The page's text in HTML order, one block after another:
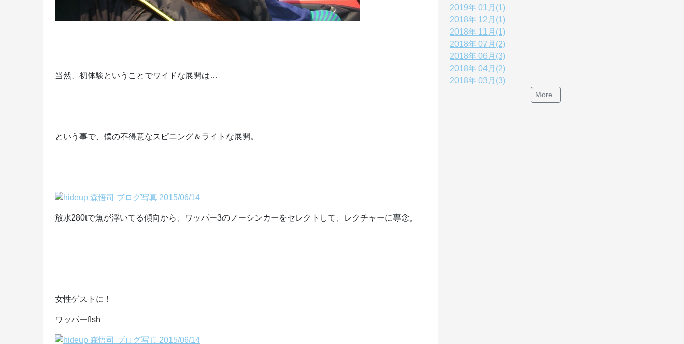
当然、初体験ということでワイドな展開は…
という事で、僕の不得意なスピニング＆ライトな展開。
放水280tで魚が浮いてる傾向から、ワッパー3のノーシンカーをセレクトして、レクチャーに専念。
女性ゲストに！
ワッパーfIsh
2019年 01月(1)
2018年 12月(1)
2018年 11月(1)
2018年 07月(2)
2018年 06月(3)
2018年 04月(2)
2018年 03月(3)
More..